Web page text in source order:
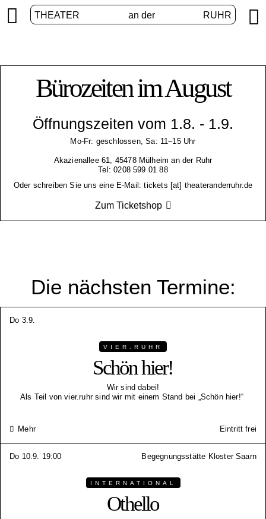
THEATER an der RUHR
 
Bürozeiten im August
Öffnungszeiten vom 1.8. - 1.9.
Mo-Fr: geschlossen, Sa: 11–15 Uhr
Akazienallee 61, 45478 Mülheim an der Ruhr
Tel: 0208 599 01 88
Oder schreiben Sie uns eine E-Mail: tickets [at] theateranderruhr.de
Zum Ticketshop
Die nächsten Termine:
Do 3.9.
VIER.RUHR
Schön hier!
Wir sind dabei!
Als Teil von vier.ruhr sind wir mit einem Stand bei „Schön hier!“
Mehr Eintritt frei
Do 10.9. 19:00 Begegnungsstätte Kloster Saarn
INTERNATIONAL
Othello